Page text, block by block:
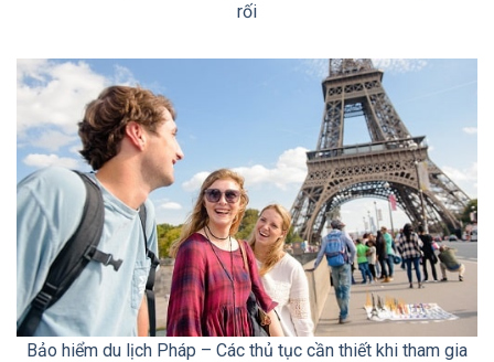
rối
Bảo hiểm du lịch Pháp – Các thủ tục cần thiết khi tham gia